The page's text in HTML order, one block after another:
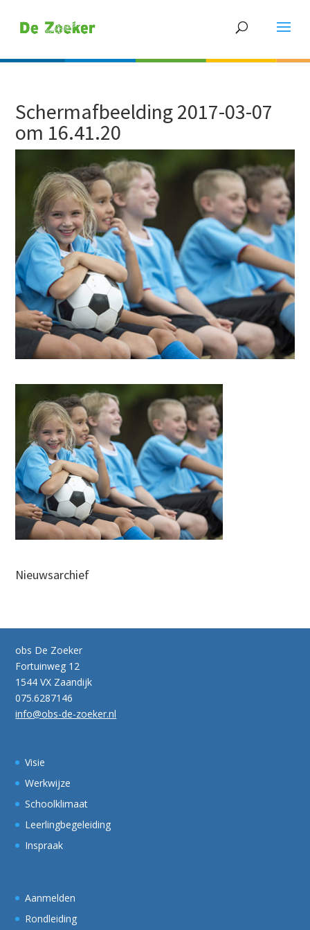
Schermafbeelding 2017-03-07
om 16.41.20
Nieuwsarchief
obs De Zoeker
Fortuinweg 12
1544 VX Zaandijk
075.6287146
info@obs-de-zoeker.nl
Visie
Werkwijze
Schoolklimaat
Leerlingbegeleiding
Inspraak
Aanmelden
Rondleiding